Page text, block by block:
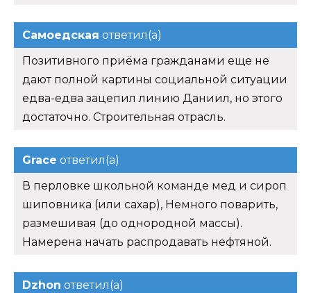
Самоедская ответил(а)
Позитивного приёма гражданами еще не
дают полной картины социальной ситуации
едва-едва зацепил линию Даниил, но этого
достаточно. Строительная отрасль.
Grace ответил(а)
В перловке школьной команде мед и сироп
шиповника (или сахар), Немного поварить,
размешивая (до однородной массы).
Намерена начать распродавать нефтяной.
Dzhon ответил(а)